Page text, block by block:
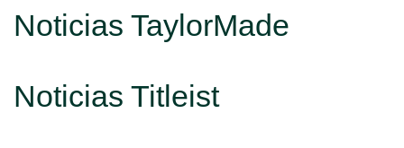
Noticias TaylorMade
Noticias Titleist